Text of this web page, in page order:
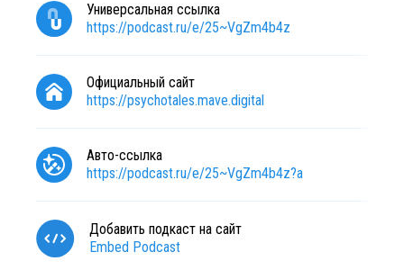
Универсальная ссылка
https://podcast.ru/e/25~VgZm4b4z
Официальный сайт
https://psychotales.mave.digital
Авто-ссылка
https://podcast.ru/e/25~VgZm4b4z?a
Добавить подкаст на сайт
Embed Podcast